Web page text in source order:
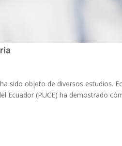
sido objeto de diversos estudios.
Ecuador (PUCE) ha demostrado